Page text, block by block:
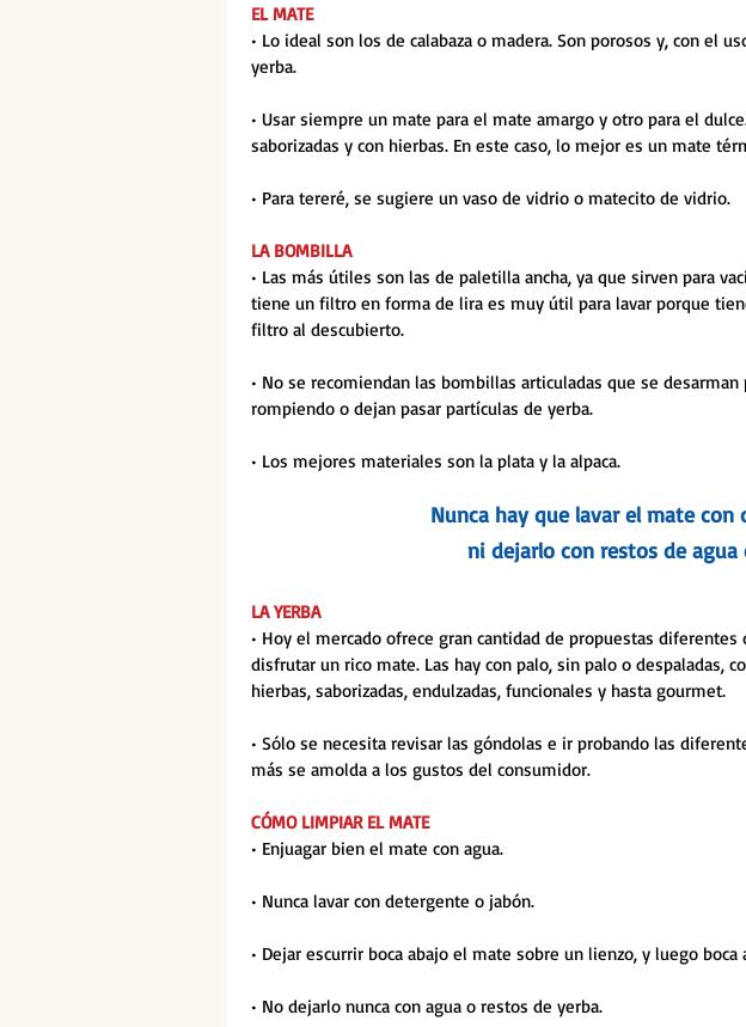
EL MATE
• Lo ideal son los de calabaza o madera. Son porosos y, con el
yerba.
• Usar siempre un mate para el mate amargo y otro para el
saborizadas y con hierbas. En este caso, lo mejor es un mate
• Para tereré, se sugiere un vaso de vidrio o matecito de vidrio.
LA BOMBILLA
• Las más útiles son las de paletilla ancha, ya que sirven para
tiene un filtro en forma de lira es muy útil para lavar porque
filtro al descubierto.
• No se recomiendan las bombillas articuladas que se
rompiendo o dejan pasar partículas de yerba.
• Los mejores materiales son la plata y la alpaca.
Nunca hay que lavar el mate con
ni dejarlo con restos de agua
LA YERBA
• Hoy el mercado ofrece gran cantidad de propuestas
disfrutar un rico mate. Las hay con palo, sin palo o despaladas,
hierbas, saborizadas, endulzadas, funcionales y hasta gourmet.
• Sólo se necesita revisar las góndolas e ir probando las
más se amolda a los gustos del consumidor.
CÓMO LIMPIAR EL MATE
• Enjuagar bien el mate con agua.
• Nunca lavar con detergente o jabón.
• Dejar escurrir boca abajo el mate sobre un lienzo, y luego boca
• No dejarlo nunca con agua o restos de yerba.